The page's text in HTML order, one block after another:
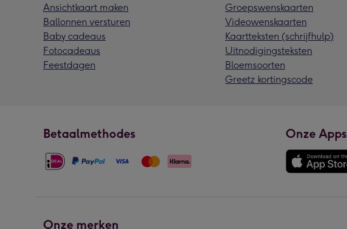
Ansichtkaart maken
Ballonnen versturen
Baby cadeaus
Fotocadeaus
Feestdagen
Groepswenskaarten
Videowenskaarten
Kaartteksten (schrijfhulp)
Uitnodigingsteksten
Bloemsoorten
Greetz kortingscode
Betaalmethodes Onze Apps
Onze merken